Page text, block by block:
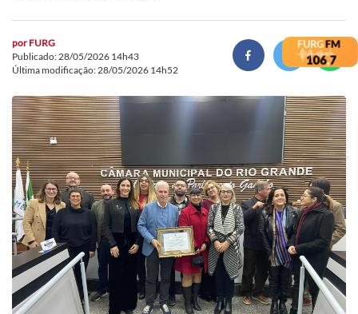
por FURG
Publicado: 28/05/2026 14h43
Última modificação: 28/05/2026 14h52